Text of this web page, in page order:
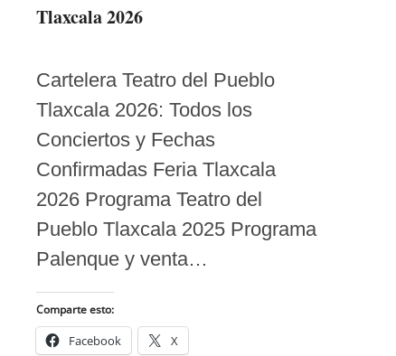
Tlaxcala 2026
Cartelera Teatro del Pueblo
Tlaxcala 2026: Todos los
Conciertos y Fechas
Confirmadas Feria Tlaxcala
2026 Programa Teatro del
Pueblo Tlaxcala 2025 Programa
Palenque y venta…
Comparte esto:
Facebook X